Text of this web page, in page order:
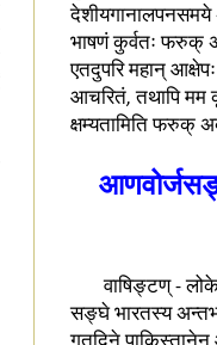
देशीयगानालपनसमये
भाषणं कुर्वतः फरुक्
एतदुपरि महान्
आचरितं, तथापि मम
क्षम्यतामिति फरुक्
वाषिङ्टण् - लोके
सङ्घे भारतस्य